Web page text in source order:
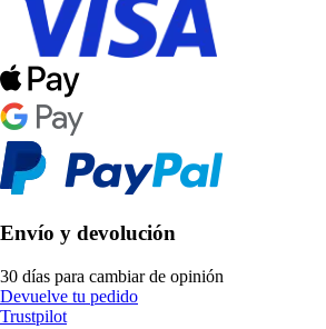
Envío y devolución
30 días para cambiar de opinión
Devuelve tu pedido
Trustpilot